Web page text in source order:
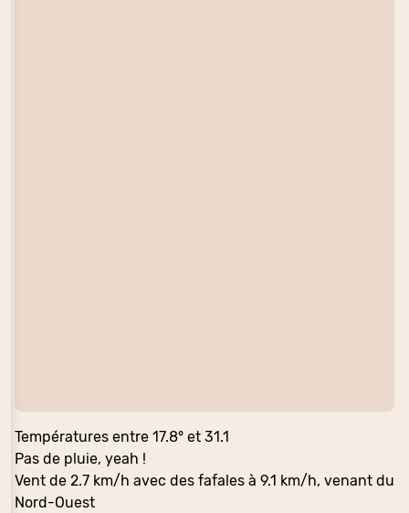
Températures entre 17.8° et 31.1
Pas de pluie, yeah !
Vent de 2.7 km/h avec des fafales à 9.1 km/h, venant du
Nord-Ouest